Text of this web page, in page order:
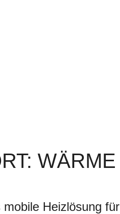
WÄRME
Heizlösung für